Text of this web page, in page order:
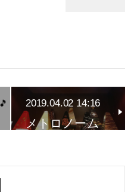
2019.04.02 14:16
メトロノーム